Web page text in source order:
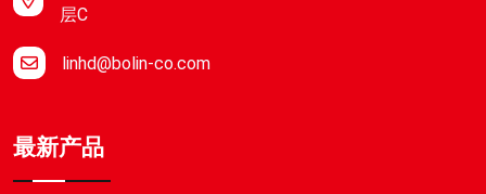
层C
linhd@bolin-co.com
最新产品